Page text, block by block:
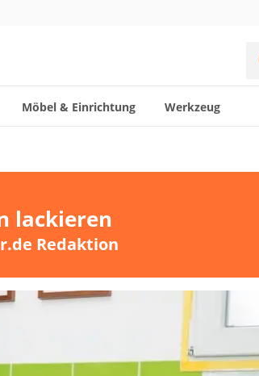
Möbel & Einrichtung Werkzeug
lackieren
Redaktion